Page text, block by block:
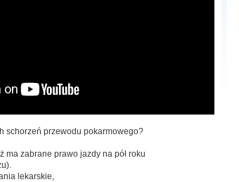
schorzeń przewodu pokarmowego?
ma zabrane prawo jazdy na pół roku
lekarskie,